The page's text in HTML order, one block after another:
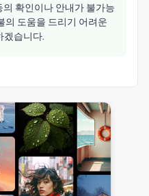
의 확인이나 안내가 불가능
의 도움을 드리기 어려운
겠습니다.